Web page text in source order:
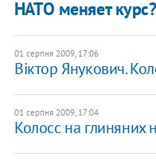
НАТО меняет курс?
01 серпня 2009, 17:06
Віктор Янукович.
01 серпня 2009, 17:04
Колосс на глиняних